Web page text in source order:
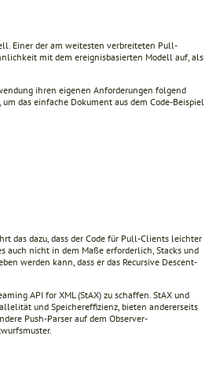
Einer der am weitesten verbreiteten Pull-
mit dem ereignisbasierten Modell auf, als
ihren eigenen Anforderungen folgend
das einfache Dokument aus dem Code-Beispiel
das dazu, dass der Code für Pull-Clients leichter
auch nicht in dem Maße erforderlich, Stacks und
werden kann, dass er das Recursive Descent-
API for XML (StAX) zu schaffen. StAX und
und Speichereffizienz, bieten andererseits
Push-Parser auf dem Observer-